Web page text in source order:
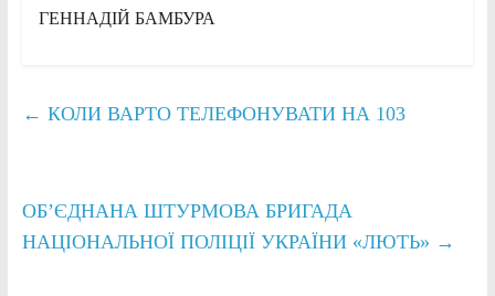
ГЕННАДІЙ БАМБУРА
← КОЛИ ВАРТО ТЕЛЕФОНУВАТИ НА 103
ОБ’ЄДНАНА ШТУРМОВА БРИГАДА
НАЦІОНАЛЬНОЇ ПОЛІЦІЇ УКРАЇНИ «ЛЮТЬ» →